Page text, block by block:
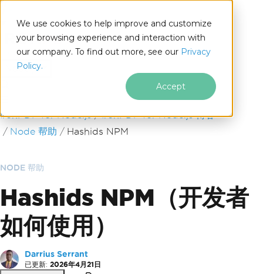
We use cookies to help improve and customize
your browsing experience and interaction with
our company. To find out more, see our Privacy
Policy.
Accept
Node.js
跳至页脚内容
IronPDF for Node.js
IronPDF for Node.js 博客
Node 帮助
Hashids NPM
NODE 帮助
Hashids NPM（开发者
如何使用）
Darrius Serrant
已更新: 2026年4月21日